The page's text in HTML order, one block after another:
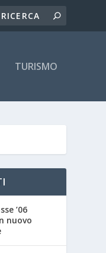
TURISMO
’06
nuovo